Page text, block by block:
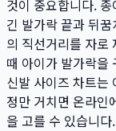
것이 중요합니다.
긴 발가락 끝과 뒤
의 직선거리를 자로
때 아이가 발가락을
신발 사이즈 차트는
정만 거치면 온라인
을 고를 수 있습니다.